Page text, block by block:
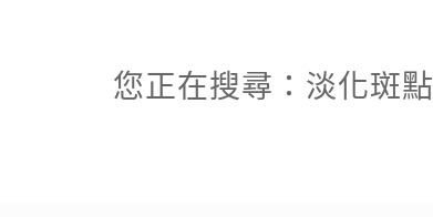
您正在搜尋：淡化斑點